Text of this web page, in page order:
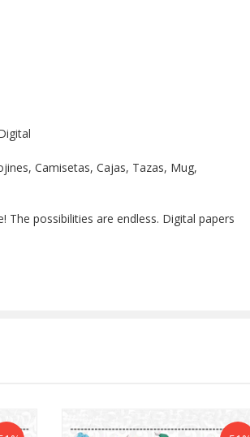
Camisetas, Cajas, Tazas, Mug,
possibilities are endless. Digital papers